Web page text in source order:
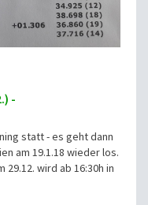
-
statt - es geht dann
am 19.1.18 wieder los.
wird ab 16:30h in